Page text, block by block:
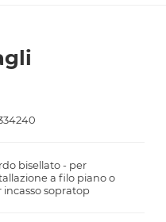
bisellato - per
a filo piano o
incasso sopratop